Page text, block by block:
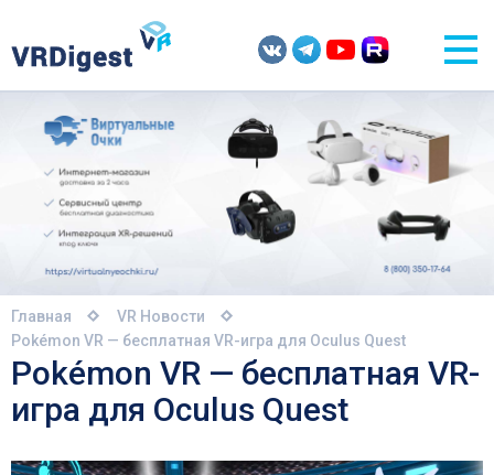
Главная
VR Новости
Pokémon VR — бесплатная VR-игра для Oculus Quest
Pokémon VR — бесплатная VR-
игра для Oculus Quest